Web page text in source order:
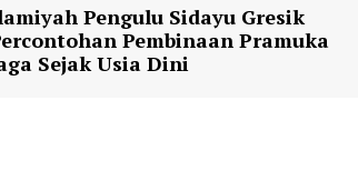
Pengulu Sidayu Gresik
Pembinaan Pramuka
Sejak Usia Dini